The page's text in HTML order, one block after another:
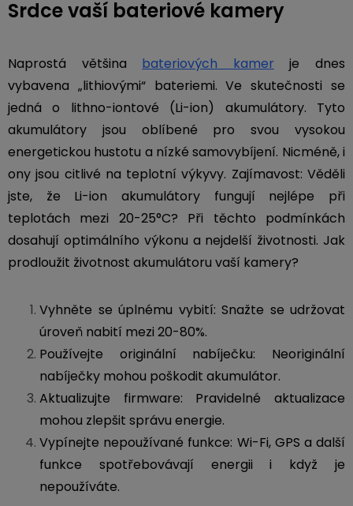
Srdce vaší bateriové kamery
Naprostá většina bateriových kamer je dnes
vybavena „lithiovými“ bateriemi. Ve skutečnosti se
jedná o lithno-iontové (Li-ion) akumulátory. Tyto
akumulátory jsou oblíbené pro svou vysokou
energetickou hustotu a nízké samovybíjení. Nicméně, i
ony jsou citlivé na teplotní výkyvy. Zajímavost: Věděli
jste, že Li-ion akumulátory fungují nejlépe při
teplotách mezi 20-25°C? Při těchto podmínkách
dosahují optimálního výkonu a nejdelší životnosti. Jak
prodloužit životnost akumulátoru vaší kamery?
Vyhněte se úplnému vybití: Snažte se udržovat
úroveň nabití mezi 20-80%.
Používejte originální nabíječku: Neoriginální
nabíječky mohou poškodit akumulátor.
Aktualizujte firmware: Pravidelné aktualizace
mohou zlepšit správu energie.
Vypínejte nepoužívané funkce: Wi-Fi, GPS a další
funkce spotřebovávají energii i když je
nepoužíváte.